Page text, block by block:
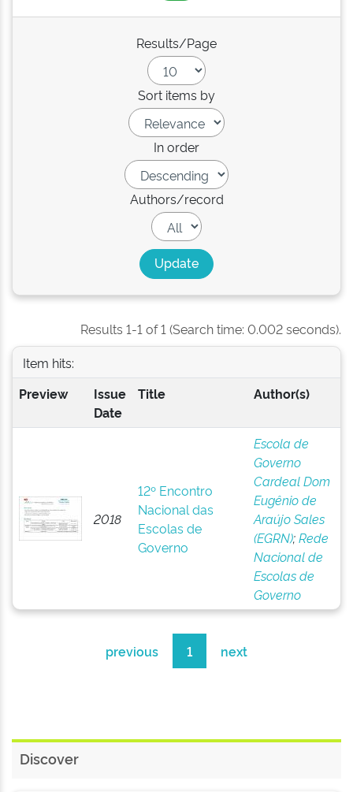
Results/Page
Sort items by
In order
Authors/record
Results 1-1 of 1 (Search time: 0.002 seconds).
Item hits:
Preview
Issue
Date
Title Author(s)
2018
12º Encontro
Nacional das
Escolas de
Governo
Escola de
Governo
Cardeal Dom
Eugênio de
Araújo Sales
(EGRN);Rede
Nacional de
Escolas de
Governo
previous 1 next
Discover